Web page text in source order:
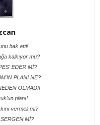
hak etti!
kalkıyor mu?
EDER Mİ?
PLANI NE?
OLMADI!
planı!
vermeli mi?
Mİ?